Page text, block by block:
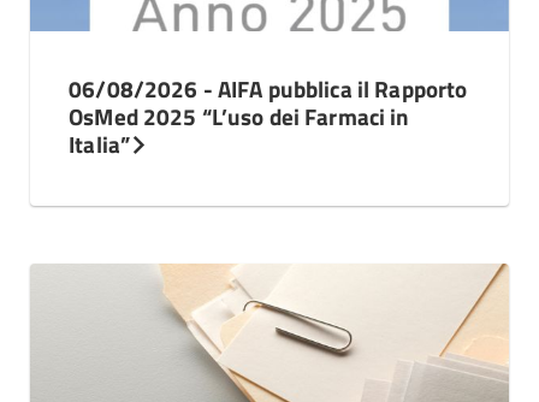
06/08/2026 - AIFA pubblica il Rapporto
OsMed 2025 “L’uso dei Farmaci in
Italia”